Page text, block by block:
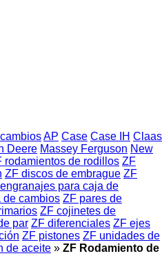
AP Case Case IH Claas
Deere Massey Ferguson New
rodamientos de rodillos ZF
ZF discos de embrague ZF
para caja de
de cambios ZF pares de
ZF cojinetes de
par ZF diferenciales ZF ejes
ZF pistones ZF unidades de
de aceite » ZF Rodamiento de